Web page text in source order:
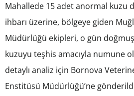
Mahallede 15 adet anormal kuzu
ihbarı üzerine, bölgeye giden
Müdürlüğü ekipleri, o gün
kuzuyu teşhis amacıyla numune
detaylı analiz için Bornova
Enstitüsü Müdürlüğü’ne